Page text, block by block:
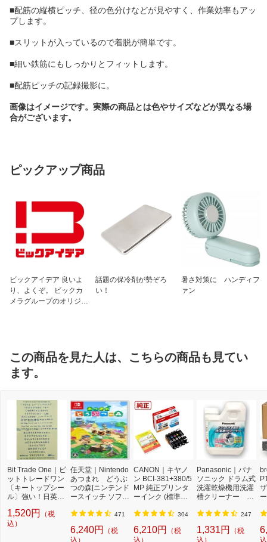
■配筋の縦横ピッチ、径の色分けなどが見やすく、作業効率もアッ
プします。
■スリットが入っているので着脱が簡単です。
■細い鉄筋にもしっかりとフィットします。
■配筋ピッチの記録撮影に。
画像はイメージです。実際の商品とは色やサイズなどが異なる場
合がございます。
ピックアップ商品
ビックアイデア 良いよ
り、よくぞ。 ビックカ
メラグループのオリジナ
話題の保冷剤が勢ぞろ
い！
暑さ対策に ハンディフ
ァン
この商品を見た人は、こちらの商品も見てい
ます。
Bit Trade One｜ビ
ットトレードワン
〔キートップシー
ル〕強い！日英対
プシールセット ブ
ルー DYKTSBL
1,520円
（税
込）
任天堂｜Nintendo
あつまれ どうぶ
つの森[ニンテンド
ースイッチ ソフ
471
6,240円
（税
込）
CANON｜キヤノ
ン BCI-381+380/5
MP 純正プリンタ
ーインク (標準容
3813805MP] 304
6,210円
（税
込）
Panasonic｜パナ
ソニック ドラム式
洗濯乾燥機用洗濯
槽クリーナー N-
機 洗浄 洗剤 750m
247
1,331円
（税
込）
T